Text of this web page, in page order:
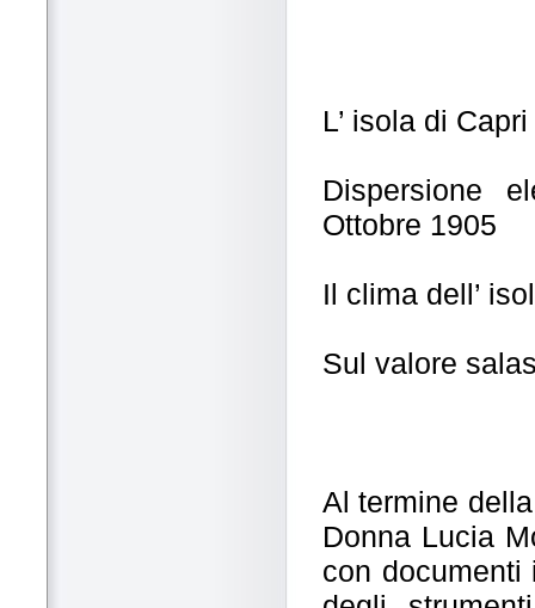
L’ isola di
Dispersione
Ottobre 1905
Il clima dell’
Sul valore
Al termine
Donna Lucia
con documenti